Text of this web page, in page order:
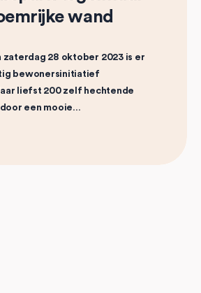
wand
zaterdag 28 oktober 2023 is er
bewonersinitiatief
liefst 200 zelf hechtende
een mooie…